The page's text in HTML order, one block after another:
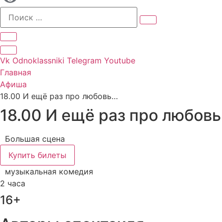
Vk Odnoklassniki Telegram Youtube
Главная
Афиша
18.00 И ещё раз про любовь…
18.00 И ещё раз про
Большая сцена
Купить билеты
музыкальная комедия
2 часа
16+